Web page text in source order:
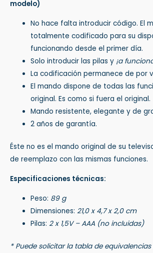
modelo)
No hace falta introducir código. El
totalmente codificado para su
funcionando desde el primer día.
Solo introducir las pilas y ¡a
La codificación permanece de por
El mando dispone de todas las
original. Es como si fuera el original.
Mando resistente, elegante y de
2 años de garantía.
Éste no es el mando original de su
de reemplazo con las mismas funciones.
Especificaciones técnicas:
Peso: 89 g
Dimensiones:21,0 x 4,7 x 2,0 cm
Pilas:2 x 1,5V – AAA (no incluidas)
* Puede solicitar la tabla de